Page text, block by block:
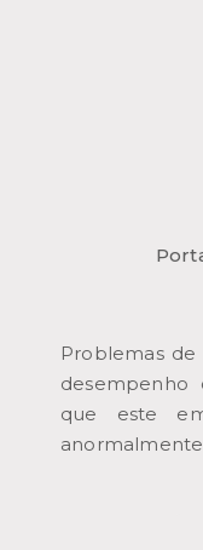
Problemas
desempenho
que este